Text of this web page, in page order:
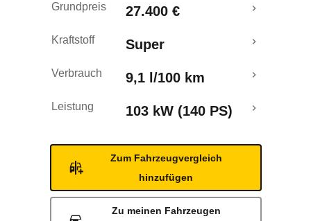
Grundpreis 27.400 €
Kraftstoff Super
Verbrauch 9,1 l/100 km
Leistung 103 kW (140 PS)
Zum Fahrzeugvergleich
hinzufügen
Zu meinen Fahrzeugen